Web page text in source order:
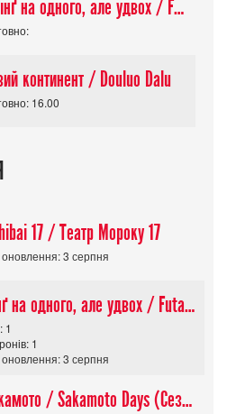
Кемпінґ на одного, але удвох / Futari Solo Camp
континент / Douluo Dalu
16.00
17 / Театр Мороку 17
оновлення: 3 серпня
Кемпінґ на одного, але удвох / Futari Solo Camp
1
1
оновлення: 3 серпня
Дні Сакамото / Sakamoto Days (Сезон 1)